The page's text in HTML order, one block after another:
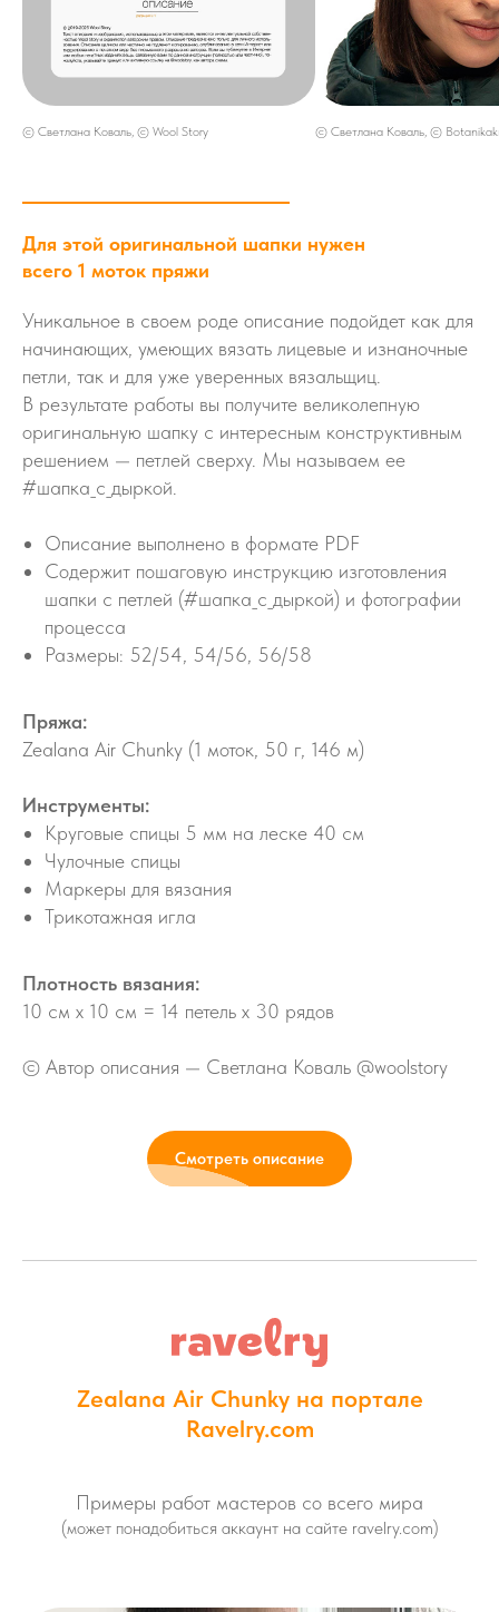
© Светлана Коваль, © Wool Story © Светлана Коваль, ©
Для этой оригинальной шапки нужен
всего 1 моток пряжи
Уникальное в своем роде описание подойдет как для
начинающих, умеющих вязать лицевые и изнаночные
петли, так и для уже уверенных вязальщиц.
В результате работы вы получите великолепную
оригинальную шапку с интересным конструктивным
решением — петлей сверху. Мы называем ее
#шапка_с_дыркой.
Описание выполнено в формате PDF
Содержит пошаговую инструкцию изготовления
шапки с петлей (#шапка_с_дыркой) и фотографии
процесса
Размеры: 52/54, 54/56, 56/58
Пряжа:
Zealana Air Chunky (1 моток, 50 г, 146 м)
Инструменты:
Круговые спицы 5 мм на леске 40 см
Чулочные спицы
Маркеры для вязания
Трикотажная игла
Плотность вязания:
10 см х 10 см = 14 петель х 30 рядов
© Автор описания — Светлана Коваль @woolstory
Смотреть описание
Zealana Air Chunky на портале
Ravelry.com
Примеры работ мастеров со всего мира
(может понадобиться аккаунт на сайте ravelry.com)